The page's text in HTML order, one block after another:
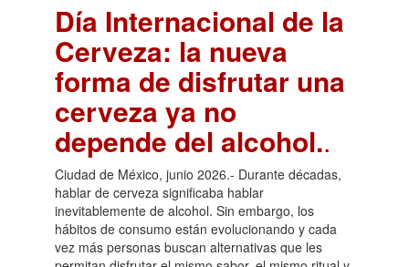
Día Internacional de la
Cerveza: la nueva
forma de disfrutar una
cerveza ya no
depende del alcohol..
Ciudad de México, junio 2026.- Durante décadas,
hablar de cerveza significaba hablar
inevitablemente de alcohol. Sin embargo, los
hábitos de consumo están evolucionando y cada
vez más personas buscan alternativas que les